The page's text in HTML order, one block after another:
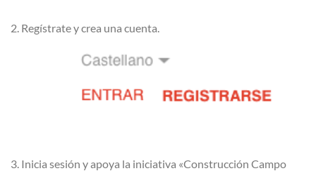
2. Regístrate y crea una cuenta.
3. Inicia sesión y apoya la iniciativa «Construcción Campo